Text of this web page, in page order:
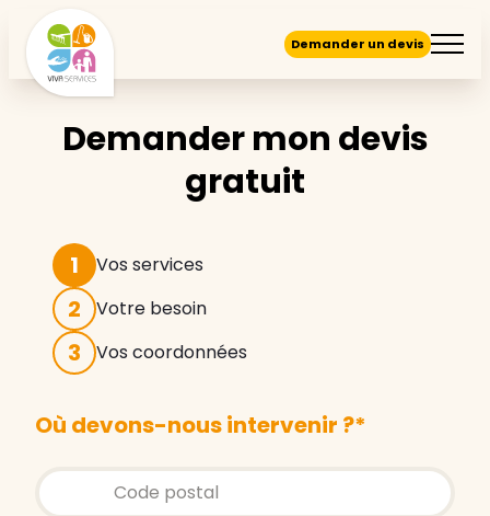
Demander un devis
Demander mon devis
gratuit
1 Vos services
2 Votre besoin
3 Vos coordonnées
Où devons-nous intervenir ?*
Store locator global - Autocompletion
Rechercher